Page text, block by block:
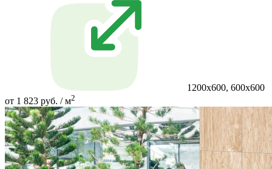
1200х600, 600х600
от 1 823 руб. / м2